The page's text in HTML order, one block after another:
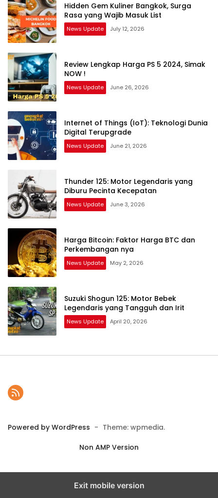
Hidden Gem Kuliner Bangkok, Surga
Rasa yang Wajib Masuk List
News Update July 12, 2026
Review Lengkap Harga PS 5 2024, Simak
NOW !
News Update June 26, 2026
Internet of Things (IoT): Teknologi Dunia
Digital Terupgrade
News Update June 21, 2026
Thunder 125: Motor Legendaris yang
Diburu Pecinta Kecepatan
News Update June 3, 2026
Harga Bitcoin: Faktor Harga BTC dan
Perkembangan nya
News Update May 2, 2026
Suzuki Shogun 125: Motor Bebek
Legendaris yang Tangguh dan Irit
News Update April 20, 2026
Powered by WordPress - Theme: wpmedia.
Non AMP Version
Exit mobile version